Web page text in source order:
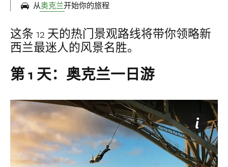
从奥克兰开始你的旅程
这条 12 天的热门景观路线将带你领略新
西兰最迷人的风景名胜。
第 1 天：奥克兰一日游